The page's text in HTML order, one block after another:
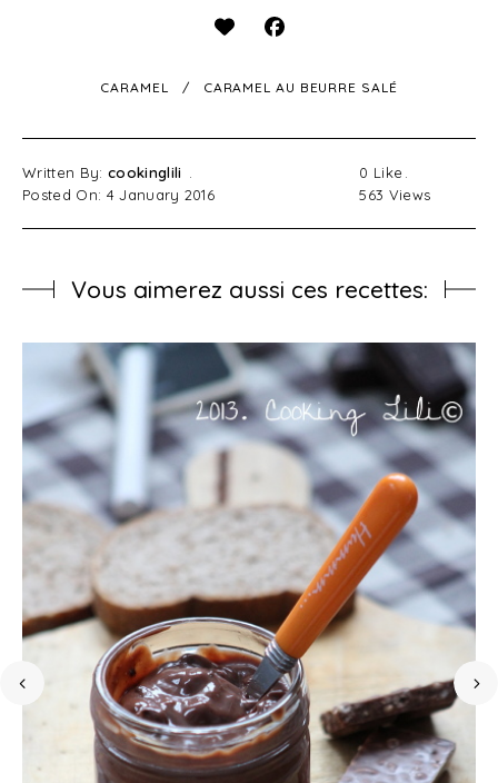
CARAMEL CARAMEL AU BEURRE SALÉ
Written By: cookinglili
Posted On: 4 January 2016
0 Like
563 Views
Vous aimerez aussi ces recettes: